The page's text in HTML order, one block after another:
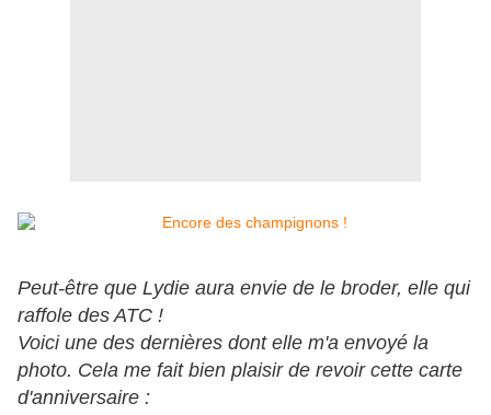
Peut-être que Lydie aura envie de le broder, elle qui
raffole des ATC !
Voici une des dernières dont elle m'a envoyé la
photo. Cela me fait bien plaisir de revoir cette carte
d'anniversaire :